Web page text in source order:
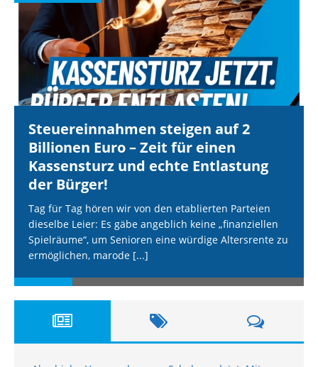
Steuereinnahmen steigen auf 2
Billionen Euro – Zeit für einen
Kassensturz und echte Entlastung
der Bürger!
Tag für Tag hören wir von den etablierten Parteien
dieselbe Leier: Es gäbe angeblich keine „finanziellen
Spielräume“, um Senioren eine würdige Altersrente zu
ermöglichen, marode [...]